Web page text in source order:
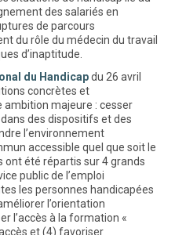
des salariés en
de parcours
du rôle du médecin du travail
d’inaptitude.
du Handicapdu 26 avril
concrètes et
majeure : cesser
des dispositifs et des
l’environnement
accessible quel que soit le
ont été répartis sur 4 grands
public de l’emploi
les personnes handicapées
l’orientation
l’accès à la formation «
et (4) favoriser